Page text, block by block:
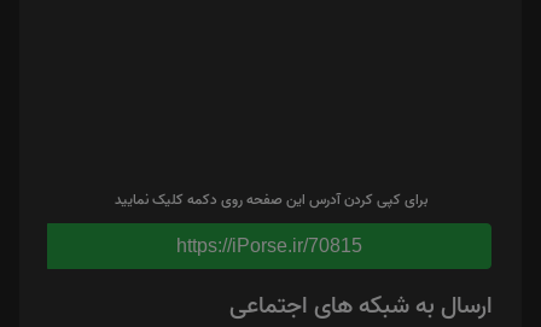
برای کپی کردن آدرس این صفحه روی دکمه کلیک نمایید
https://iPorse.ir/70815
ارسال به شبکه های اجتماعی